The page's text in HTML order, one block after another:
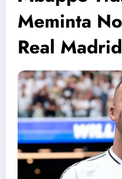
Meminta
Real Madrid